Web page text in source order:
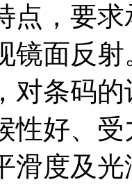
点，要
镜面反
对条码
性好、
滑度及